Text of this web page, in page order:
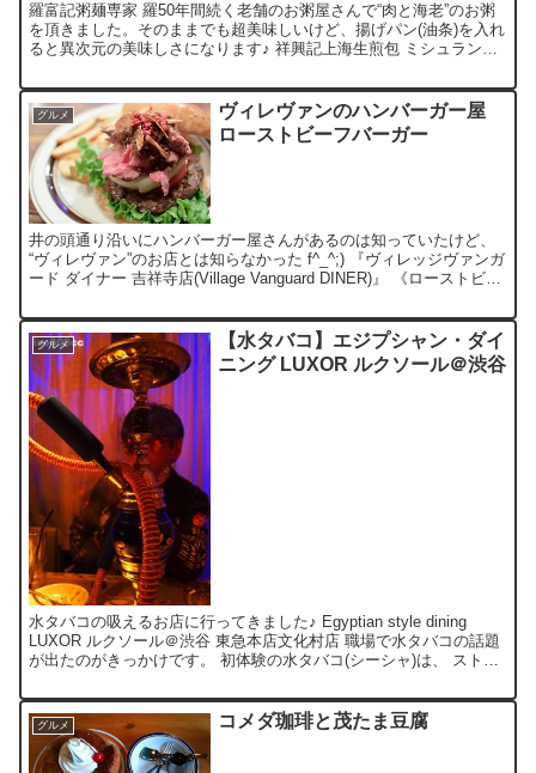
羅富記粥麺専家 羅50年間続く老舗のお粥屋さんで“肉と海老”のお粥
を頂きました。そのままでも超美味しいけど、揚げパン(油条)を入れ
ると異次元の美味しさになります♪ 祥興記上海生煎包 ミシュラン獲
グルメ
ヴィレヴァンのハンバーガー屋
ローストビーフバーガー
井の頭通り沿いにハンバーガー屋さんがあるのは知っていたけど、
“ヴィレヴァン”のお店とは知らなかった f^_^;) 『ヴィレッジヴァンガ
ード ダイナー 吉祥寺店(Village Vanguard DINER)』 《ローストビー
グルメ
【水タバコ】エジプシャン・ダイ
ニング LUXOR ルクソール＠渋谷
水タバコの吸えるお店に行ってきました♪ Egyptian style dining
LUXOR ルクソール＠渋谷 東急本店文化村店 職場で水タバコの話題
が出たのがきっかけです。 初体験の水タバコ(シーシャ)は、 ストロ
グルメ コメダ珈琲と茂たま豆腐